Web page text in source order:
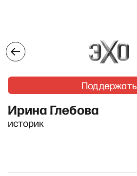
Поддержать
Ирина Глебова
историк